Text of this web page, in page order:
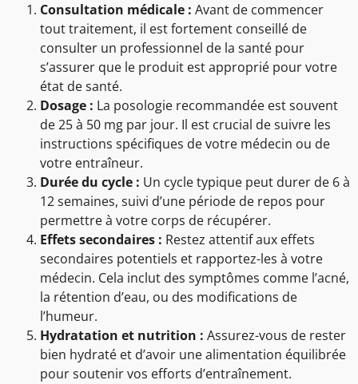
Consultation médicale : Avant de commencer
tout traitement, il est fortement conseillé de
consulter un professionnel de la santé pour
s’assurer que le produit est approprié pour votre
état de santé.
Dosage : La posologie recommandée est souvent
de 25 à 50 mg par jour. Il est crucial de suivre les
instructions spécifiques de votre médecin ou de
votre entraîneur.
Durée du cycle : Un cycle typique peut durer de 6 à
12 semaines, suivi d’une période de repos pour
permettre à votre corps de récupérer.
Effets secondaires : Restez attentif aux effets
secondaires potentiels et rapportez-les à votre
médecin. Cela inclut des symptômes comme l’acné,
la rétention d’eau, ou des modifications de
l’humeur.
Hydratation et nutrition : Assurez-vous de rester
bien hydraté et d’avoir une alimentation équilibrée
pour soutenir vos efforts d’entraînement.